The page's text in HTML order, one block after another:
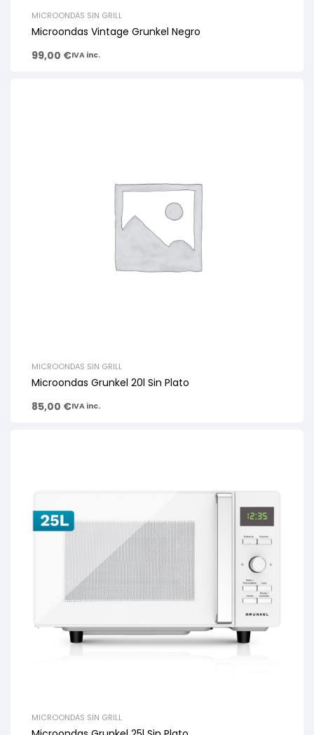
MICROONDAS SIN GRILL
Microondas Vintage Grunkel Negro
99,00 €IVA inc.
MICROONDAS SIN GRILL
Microondas Grunkel 20l Sin Plato
85,00 €IVA inc.
MICROONDAS SIN GRILL